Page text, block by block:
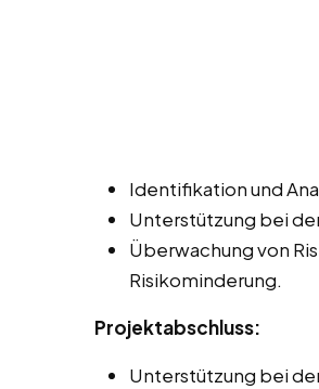
Identifikation und
Unterstützung bei
Überwachung von
Risikominderung.
Projektabschluss:
Unterstützung bei